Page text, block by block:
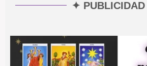
✦